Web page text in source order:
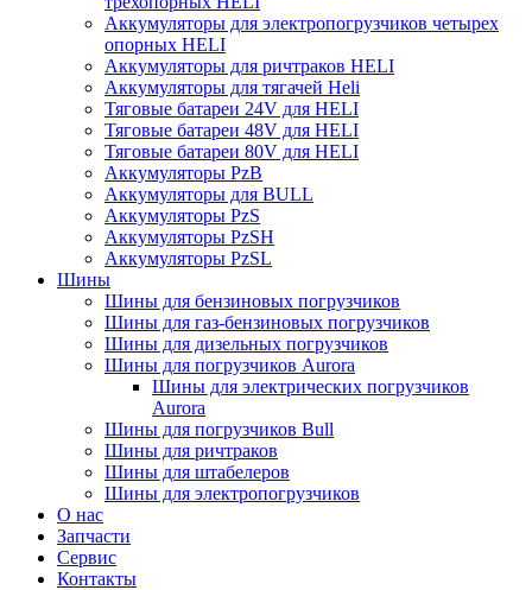
Аккумуляторы для электропогрузчиков четырех
опорных HELI
Аккумуляторы для ричтраков HELI
Аккумуляторы для тягачей Heli
Тяговые батареи 24V для HELI
Тяговые батареи 48V для HELI
Тяговые батареи 80V для HELI
Аккумуляторы PzB
Аккумуляторы для BULL
Аккумуляторы PzS
Аккумуляторы PzSH
Аккумуляторы PzSL
Шины
Шины для бензиновых погрузчиков
Шины для газ-бензиновых погрузчиков
Шины для дизельных погрузчиков
Шины для погрузчиков Aurora
Шины для электрических погрузчиков
Aurora
Шины для погрузчиков Bull
Шины для ричтраков
Шины для штабелеров
Шины для электропогрузчиков
О нас
Запчасти
Сервис
Контакты